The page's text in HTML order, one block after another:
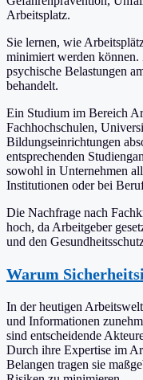
Arbeitsplatz.
Sie lernen, wie
minimiert werden
psychische Belastungen
behandelt.
Ein Studium im Bereich
Fachhochschulen,
Bildungseinrichtungen
entsprechenden
sowohl in Unternehmen
Institutionen oder bei
Die Nachfrage nach
hoch, da Arbeitgeber
und den
Warum
In der heutigen
und Informationen
sind entscheidende
Durch ihre Expertise im
Belangen tragen sie